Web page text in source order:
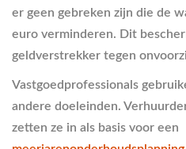
er geen gebreken zijn die de
euro verminderen. Dit
geldverstrekker tegen
Vastgoedprofessionals
andere doeleinden.
zetten ze in als basis voor een